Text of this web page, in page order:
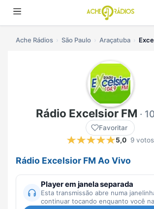
Ache Rádios São Paulo Araçatuba
Rádio Excelsior FM ·
Favoritar
5,0 9 votos
Rádio Excelsior FM Ao Vivo
Player em janela separada
Esta transmissão abre numa
continuar tocando enquanto você